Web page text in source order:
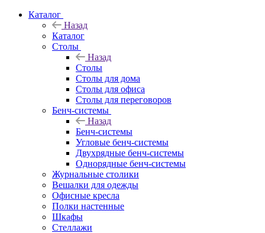
Каталог
Назад
Каталог
Столы
Назад
Столы
Столы для дома
Столы для офиса
Столы для переговоров
Бенч-системы
Назад
Бенч-системы
Угловые бенч-системы
Двухрядные бенч-системы
Однорядные бенч-системы
Журнальные столики
Вешалки для одежды
Офисные кресла
Полки настенные
Шкафы
Стеллажи